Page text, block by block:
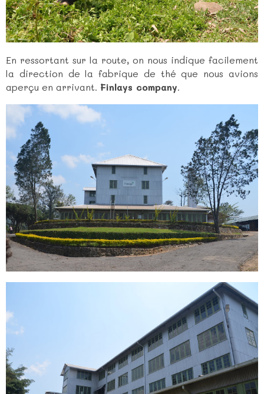
En ressortant sur la route, on nous indique facilement
la direction de la fabrique de thé que nous avions
aperçu en arrivant. Finlays company.